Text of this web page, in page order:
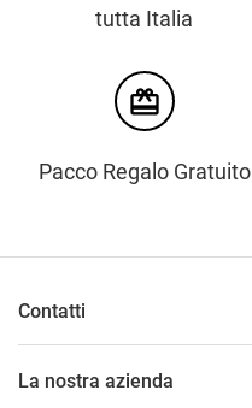
tutta Italia
card_giftcard
Pacco Regalo Gratuito
Contatti
La nostra azienda